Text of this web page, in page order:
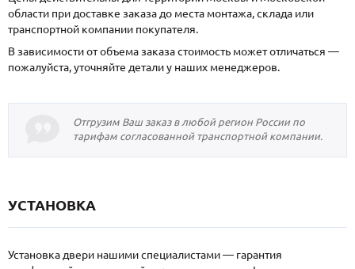
области при доставке заказа до места монтажа, склада или
транспортной компании покупателя.
В зависимости от объема заказа стоимость может отличаться —
пожалуйста, уточняйте детали у наших менеджеров.
Отгрузим Ваш заказ в любой регион России по
тарифам согласованной транспортной компании.
УСТАНОВКА
Установка двери нашими специалистами — гарантия